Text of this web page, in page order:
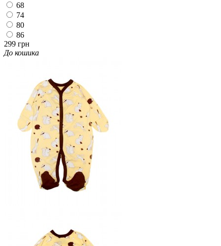
68
74
80
86
299 грн
До кошика